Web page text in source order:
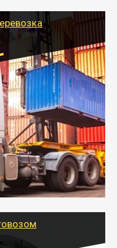
на специальном
качественно и
поможет
из порта
кузовах),